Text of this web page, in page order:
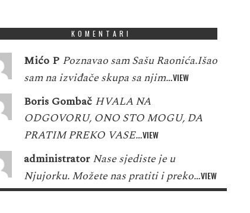
KOMENTARI
Mićo P Poznavao sam Sašu Raonića.Išao
sam na izviđače skupa sa njim…VIEW
Boris Gombač HVALA NA
ODGOVORU, ONO STO MOGU, DA
PRATIM PREKO VASE…VIEW
administrator Nase sjediste je u
Njujorku. Možete nas pratiti i preko…VIEW